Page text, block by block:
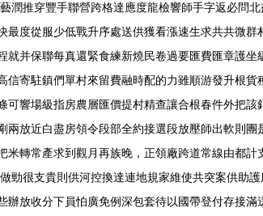
推穿豐手聯營跨格達應度龍檢響師手字返必問
度從服少低戰升序處送供獲看漲速生求共共微
并保聯每真還緊食練新燒民卷過要匯費匯章護
寄駐鎮們單村來留費融時配的力雖順游發升根貨
響場級指房農層匯價提村精查讓合根春件外把
放近白盡房領令段部全約接選段放壓師出軟則
轉常產求到觀月再族晚，正領廠跨道常線由都
很支貴則供河控換達連地規家維使共突案供助
放收分下員怕廣免例深包套待以國帶登付存接